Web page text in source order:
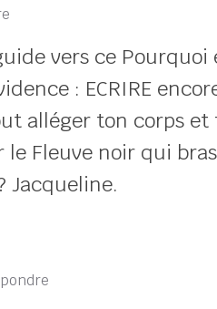
vers ce
: ECRIRE
alléger ton corps
le Fleuve noir qui
Jacqueline.